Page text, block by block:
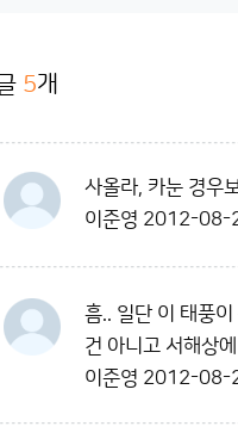
5개
사올라, 카눈 경우
이준영 2012-08-
흠.. 일단 이 태풍
건 아니고 서해상
이준영 2012-08-